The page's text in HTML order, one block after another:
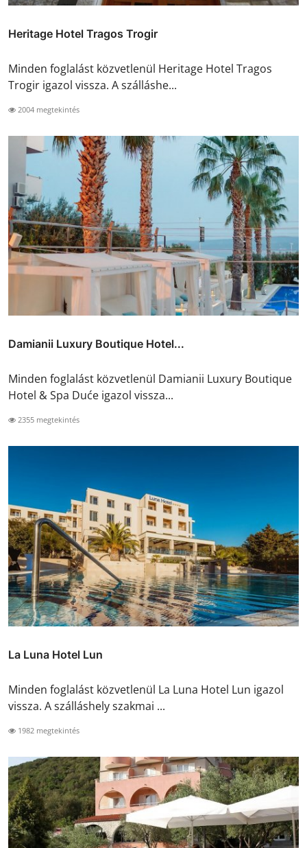
Heritage Hotel Tragos Trogir
Minden foglalást közvetlenül Heritage Hotel Tragos
Trogir igazol vissza. A szálláshe...
2004 megtekintés
Damianii Luxury Boutique Hotel...
Minden foglalást közvetlenül Damianii Luxury Boutique
Hotel & Spa Duće igazol vissza...
2355 megtekintés
La Luna Hotel Lun
Minden foglalást közvetlenül La Luna Hotel Lun igazol
vissza. A szálláshely szakmai ...
1982 megtekintés